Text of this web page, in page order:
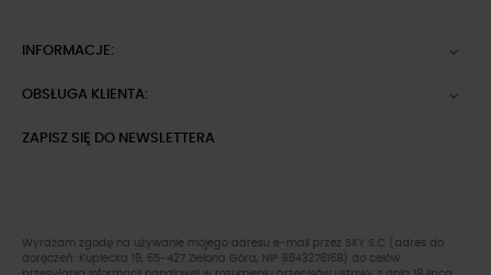
INFORMACJE: 
OBSŁUGA KLIENTA: 
ZAPISZ SIĘ DO NEWSLETTERA
Wyrażam zgodę na używanie mojego adresu e-mail przez SKY S.C (adres do
doręczeń: Kupiecka 19, 65-427 Zielona Góra, NIP 8943276168) do celów